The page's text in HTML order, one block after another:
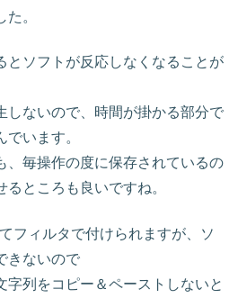
。
とソフトが反応しなくなることが
しないので、時間が掛かる部分で
います。
、毎操作の度に保存されているの
ところも良いですね。
フィルタで付けられますが、ソ
きないので
字列をコピー＆ペーストしないと